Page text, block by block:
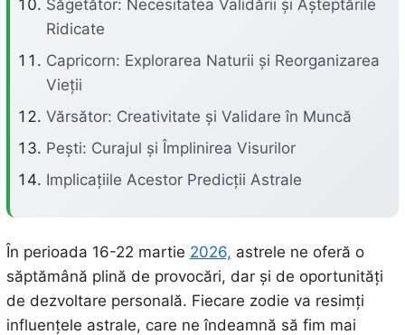
Săgetător: Necesitatea Validării și Așteptările
Ridicate
Capricorn: Explorarea Naturii și Reorganizarea
Vieții
Vărsător: Creativitate și Validare în Muncă
Pești: Curajul și Împlinirea Visurilor
Implicațiile Acestor Predicții Astrale
În perioada 16-22 martie 2026, astrele ne oferă o
săptămână plină de provocări, dar și de oportunități
de dezvoltare personală. Fiecare zodie va resimți
influențele astrale, care ne îndeamnă să fim mai